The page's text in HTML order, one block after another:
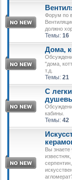
Форум по
должно
Темы: 16
Дома,
"дома,
т.д.
Темы: 21
С
кабины.
Темы: 42
Вы знаете